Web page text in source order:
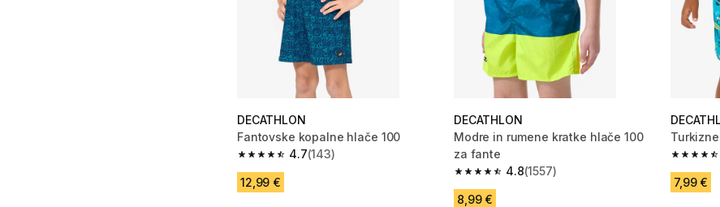
DECATHLON
Fantovske kopalne hlače 100
4.7
4.7 od 5 zvezdic from 143 ocene
(143)
12,99 €
DECATHLON
Modre in rumene kratke hlače 100
za fante
4.8
4.8 od 5 zvezdic from 1557 ocene
(1557)
8,99 €
4.8 od 5
7,99 €